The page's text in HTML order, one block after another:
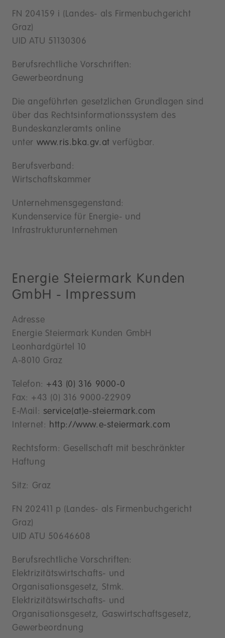
FN 204159 i (Landes- als Firmenbuchgericht
Graz)
UID ATU 51130306
Berufsrechtliche Vorschriften:
Gewerbeordnung
Die angeführten gesetzlichen Grundlagen sind
über das Rechtsinformationssystem des
Bundeskanzleramts online
unter www.ris.bka.gv.at verfügbar.
Berufsverband:
Wirtschaftskammer
Unternehmensgegenstand:
Kundenservice für Energie- und
Infrastrukturunternehmen
Energie Steiermark Kunden
GmbH - Impressum
Adresse
Energie Steiermark Kunden GmbH
Leonhardgürtel 10
A-8010 Graz
Telefon: +43 (0) 316 9000-0
Fax: +43 (0) 316 9000-22909
E-Mail: service(at)e-steiermark.com
Internet: http://www.e-steiermark.com
Rechtsform: Gesellschaft mit beschränkter
Haftung
Sitz: Graz
FN 202411 p (Landes- als Firmenbuchgericht
Graz)
UID ATU 50646608
Berufsrechtliche Vorschriften:
Elektrizitätswirtschafts- und
Organisationsgesetz, Stmk.
Elektrizitätswirtschafts- und
Organisationsgesetz, Gaswirtschaftsgesetz,
Gewerbeordnung